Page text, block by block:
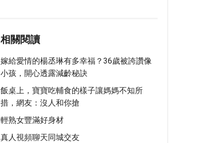
相關閱讀
嫁給愛情的楊丞琳有多幸福？36歲被誇讚像
小孩，開心透露減齡秘訣
飯桌上，寶寶吃輔食的樣子讓媽媽不知所
措，網友：沒人和你搶
輕熟女豐滿好身材
真人視頻聊天同城交友